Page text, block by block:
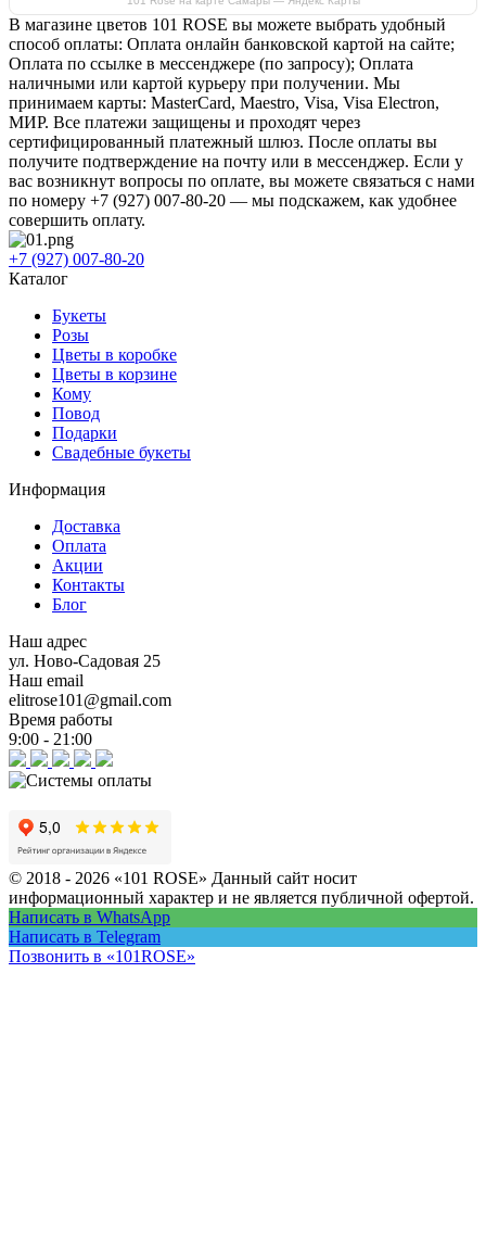
В магазине цветов 101 ROSE вы можете выбрать удобный
способ оплаты: Оплата онлайн банковской картой на сайте;
Оплата по ссылке в мессенджере (по запросу); Оплата
наличными или картой курьеру при получении. Мы
принимаем карты: MasterCard, Maestro, Visa, Visa Electron,
МИР. Все платежи защищены и проходят через
сертифицированный платежный шлюз. После оплаты вы
получите подтверждение на почту или в мессенджер. Если у
вас возникнут вопросы по оплате, вы можете связаться с нами
по номеру +7 (927) 007-80-20 — мы подскажем, как удобнее
совершить оплату.
+7 (927) 007-80-20
Каталог
Букеты
Розы
Цветы в коробке
Цветы в корзине
Кому
Повод
Подарки
Свадебные букеты
Информация
Доставка
Оплата
Акции
Контакты
Блог
Наш адрес
ул. Ново-Садовая 25
Наш email
elitrose101@gmail.com
Время работы
9:00 - 21:00
© 2018 - 2026 «101 ROSE» Данный сайт носит
информационный характер и не является публичной офертой.
Написать в WhatsApp
Написать в Telegram
Позвонить в «101ROSE»